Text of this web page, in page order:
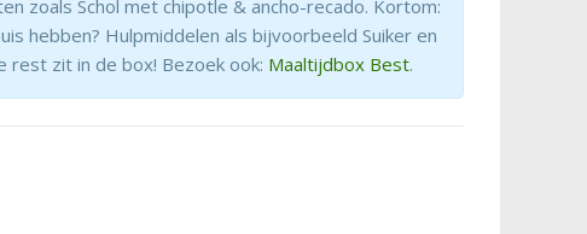
zoals Schol met chipotle & ancho-recado. Kortom:
hebben? Hulpmiddelen als bijvoorbeeld Suiker en
rest zit in de box! Bezoek ook: Maaltijdbox Best.